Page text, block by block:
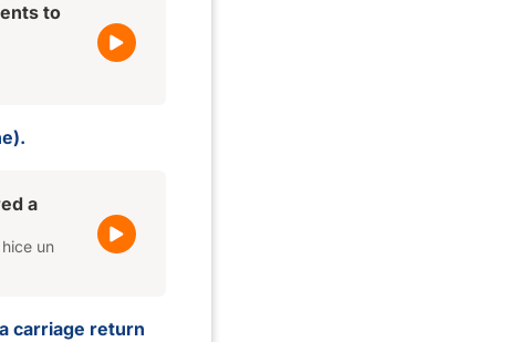
to
a
un
carriage return